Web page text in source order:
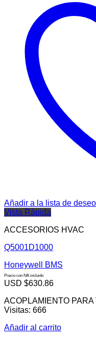
Añadir a la lista de
Vista Rápida
ACCESORIOS HVAC
Q5001D1000
Honeywell BMS
Precio con IVA incluido
USD $630.86
ACOPLAMIENTO
Visitas: 666
Añadir al carrito